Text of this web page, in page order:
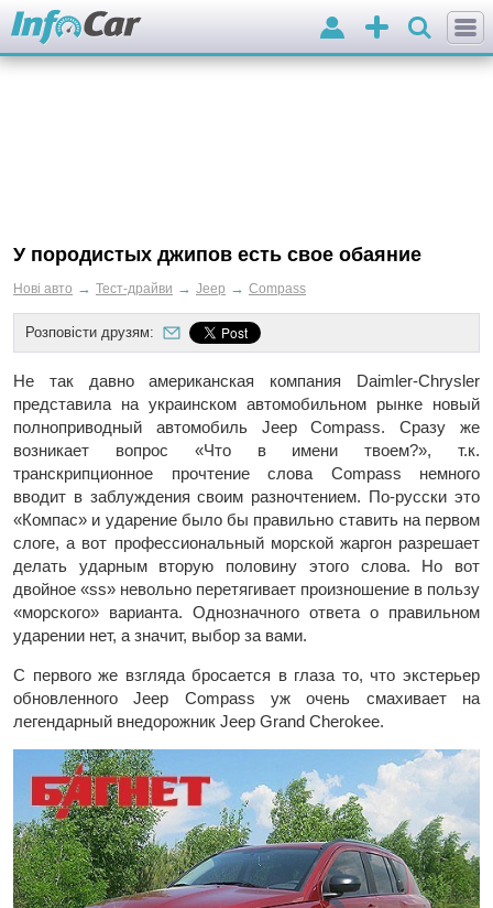
Додати
оголошення
Вхід
У породистых джипов есть свое обаяние
Нові авто → Тест-драйви → Jeep → Compass
Розповісти друзям:
Не так давно американская компания Daimler-Chrysler
представила на украинском автомобильном рынке новый
полноприводный автомобиль Jeep Compass. Сразу же
возникает вопрос «Что в имени твоем?», т.к.
транскрипционное прочтение слова Compass немного
вводит в заблуждения своим разночтением. По-русски это
«Компас» и ударение было бы правильно ставить на первом
слоге, а вот профессиональный морской жаргон разрешает
делать ударным вторую половину этого слова. Но вот
двойное «ss» невольно перетягивает произношение в пользу
«морского» варианта. Однозначного ответа о правильном
ударении нет, а значит, выбор за вами.
С первого же взгляда бросается в глаза то, что экстерьер
обновленного Jeep Compass уж очень смахивает на
легендарный внедорожник Jeep Grand Cherokee.